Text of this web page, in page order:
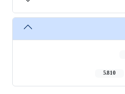
5,810